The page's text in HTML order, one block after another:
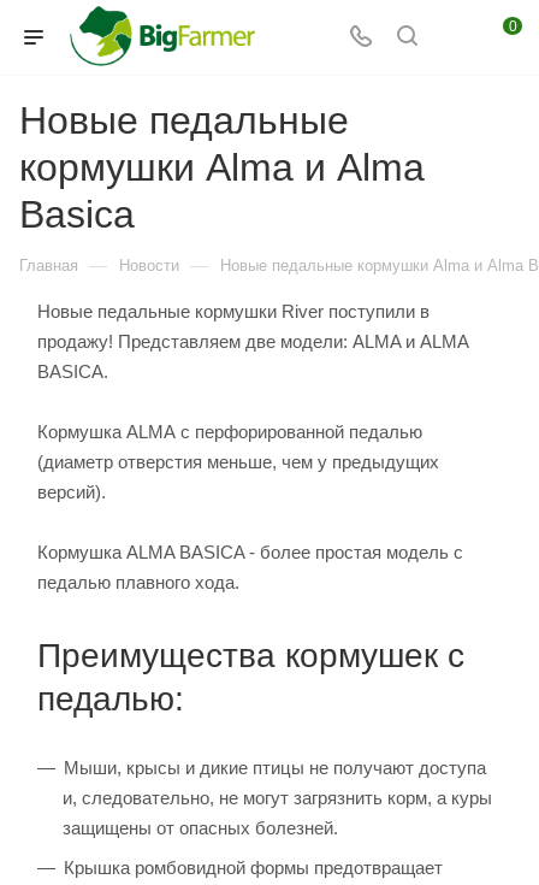
0
Новые педальные
кормушки Alma и Alma
Basica
Главная — Новости — Новые педальные кормушки Alma и Alma
Новые педальные кормушки River поступили в
продажу! Представляем две модели: ALMA и ALMA
BASICA.
Кормушка ALMA с перфорированной педалью
(диаметр отверстия меньше, чем у предыдущих
версий).
Кормушка ALMA BASICA - более простая модель с
педалью плавного хода.
Преимущества кормушек с
педалью:
Мыши, крысы и дикие птицы не получают доступа
и, следовательно, не могут загрязнить корм, а куры
защищены от опасных болезней.
Крышка ромбовидной формы предотвращает